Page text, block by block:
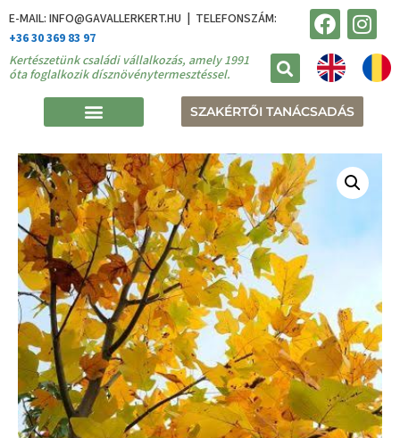
E-MAIL: INFO@GAVALLERKERT.HU | TELEFONSZÁM:
+36 30 369 83 97
Kertészetünk családi vállalkozás, amely 1991
óta foglalkozik dísznövénytermesztéssel.
SZAKÉRTŐI TANÁCSADÁS